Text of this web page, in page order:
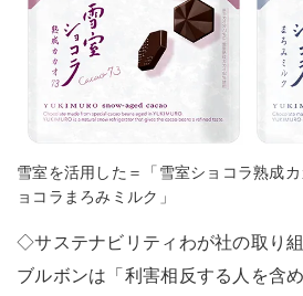
雪室を活用した＝「雪室ショコラ熟成
ョコラまろみミルク」
◇サステナビリティわが社の取り
ブルボンは「利害相反する人を含